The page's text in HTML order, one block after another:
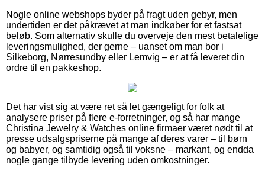
Nogle online webshops byder på fragt uden gebyr, men
undertiden er det påkrævet at man indkøber for et fastsat
beløb. Som alternativ skulle du overveje den mest betalelige
leveringsmulighed, der gerne – uanset om man bor i
Silkeborg, Nørresundby eller Lemvig – er at få leveret din
ordre til en pakkeshop.
Det har vist sig at være ret så let gængeligt for folk at
analysere priser på flere e-forretninger, og så har mange
Christina Jewelry & Watches online firmaer været nødt til at
presse udsalgspriserne på mange af deres varer – til børn
og babyer, og samtidig også til voksne – markant, og endda
nogle gange tilbyde levering uden omkostninger.